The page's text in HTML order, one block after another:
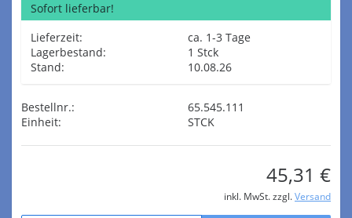
Sofort lieferbar!
Lieferzeit:
ca. 1-3 Tage
Lagerbestand:
1 Stck
Stand:
10.08.26
Bestellnr.:
65.545.111
Einheit:
STCK
45,31 €
inkl. MwSt. zzgl. Versand